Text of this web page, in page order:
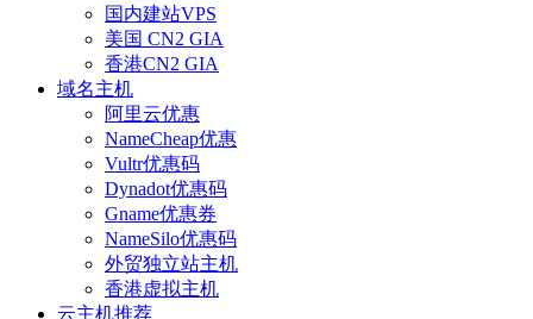
国内建站VPS
美国 CN2 GIA
香港CN2 GIA
域名主机
阿里云优惠
NameCheap优惠
Vultr优惠码
Dynadot优惠码
Gname优惠券
NameSilo优惠码
外贸独立站主机
香港虚拟主机
云主机推荐